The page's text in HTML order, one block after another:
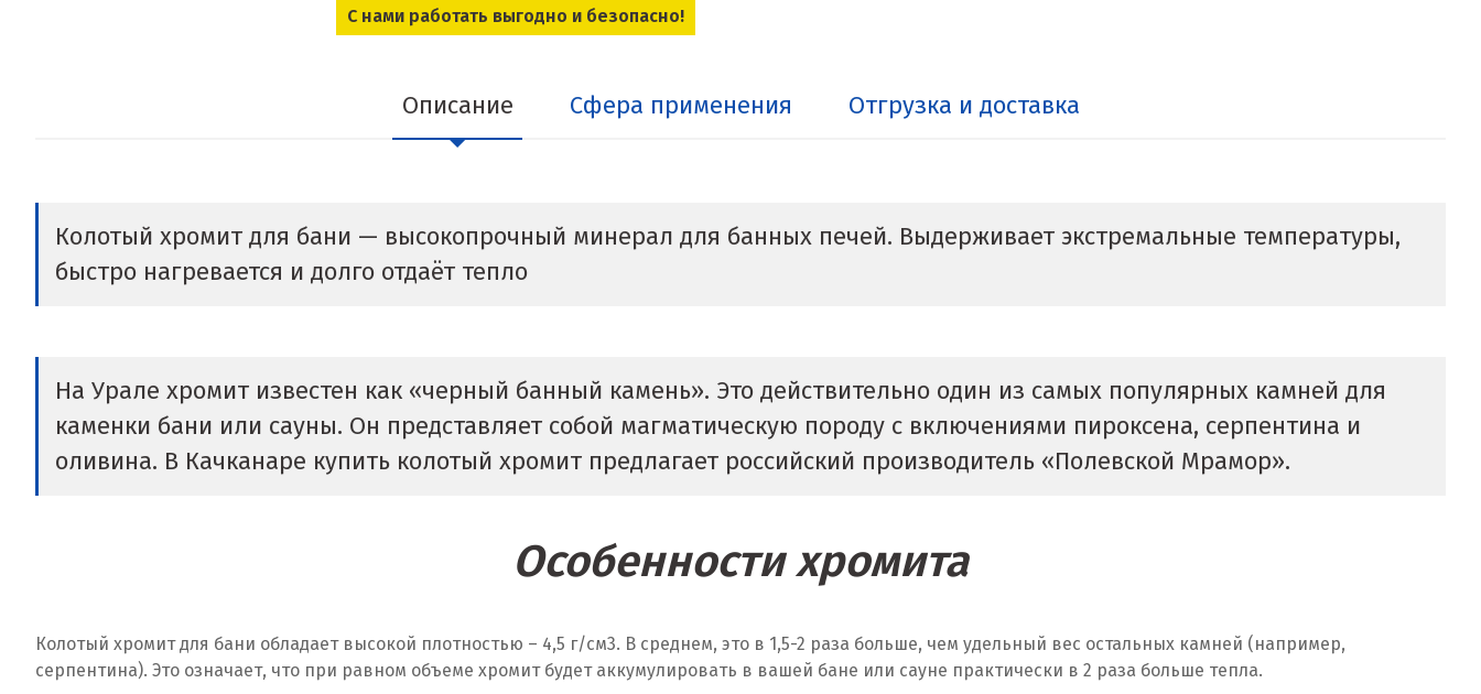
С нами работать выгодно и безопасно!
Описание Сфера применения Отгрузка и доставка
Колотый хромит для бани — высокопрочный минерал для банных печей. Выдерживает экстремальные температуры,
быстро нагревается и долго отдаёт тепло
На Урале хромит известен как «черный банный камень». Это действительно один из самых популярных камней для
каменки бани или сауны. Он представляет собой магматическую породу с включениями пироксена, серпентина и
оливина. В Качканаре купить колотый хромит предлагает российский производитель «Полевской Мрамор».
Особенности хромита
Колотый хромит для бани обладает высокой плотностью – 4,5 г/см3. В среднем, это в 1,5-2 раза больше, чем удельный вес остальных камней (например,
серпентина). Это означает, что при равном объеме хромит будет аккумулировать в вашей бане или сауне практически в 2 раза больше тепла.